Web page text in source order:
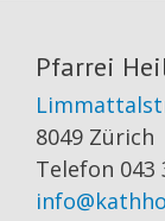
Pfarrei
8049 Zürich
Telefon 043